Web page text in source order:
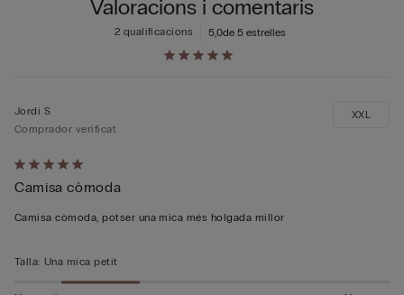
Valoracions i comentaris
5,0de 5 estrelles
2 qualificacions
Qualificació
5
de
Jordi S
Comprador verificat
Camisa còmoda
Camisa còmoda, potser una mica més holgada millor
XXL
Talla: Una mica petit